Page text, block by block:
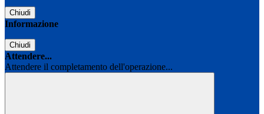
Chiudi
Informazione
Chiudi
Attendere...
Attendere il completamento dell'operazione...